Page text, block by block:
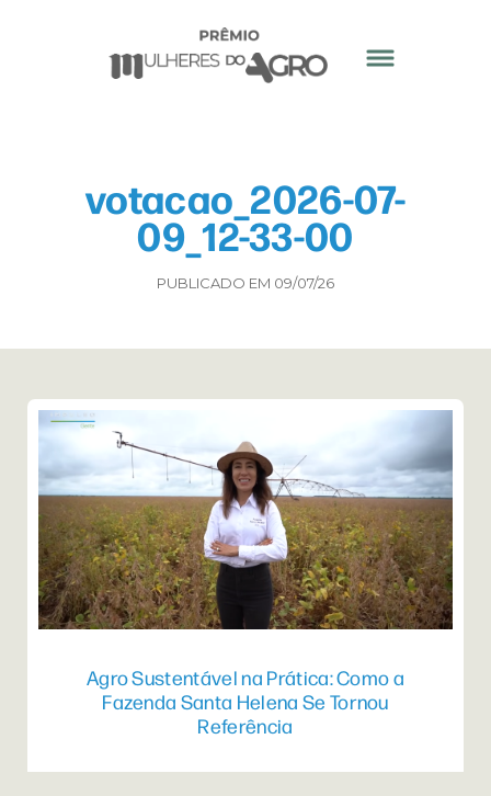
votacao_2026-07-
09_12-33-00
PUBLICADO EM 09/07/26
Agro Sustentável na Prática: Como a
Fazenda Santa Helena Se Tornou
Referência